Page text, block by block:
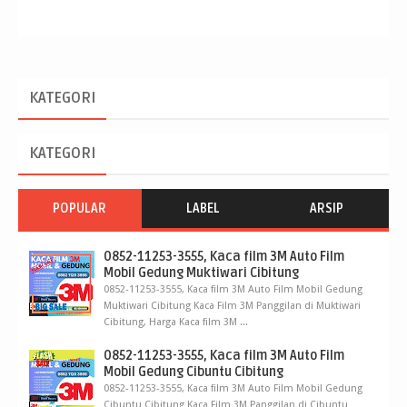
KATEGORI
KATEGORI
POPULAR LABEL ARSIP
0852-11253-3555, Kaca film 3M Auto Film
Mobil Gedung Muktiwari Cibitung
0852-11253-3555, Kaca film 3M Auto Film Mobil Gedung
Muktiwari Cibitung Kaca Film 3M Panggilan di Muktiwari
Cibitung, Harga Kaca film 3M ...
0852-11253-3555, Kaca film 3M Auto Film
Mobil Gedung Cibuntu Cibitung
0852-11253-3555, Kaca film 3M Auto Film Mobil Gedung
Cibuntu Cibitung Kaca Film 3M Panggilan di Cibuntu